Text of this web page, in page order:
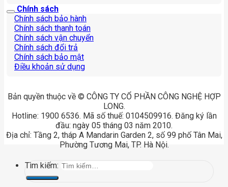
Chính sách
Chính sách bảo hành
Chính sách thanh toán
Chính sách vận chuyển
Chính sách đổi trả
Chính sách bảo mật
Điều khoản sử dụng
Bản quyền thuộc về © CÔNG TY CỔ PHẦN CÔNG NGHỆ HỢP
LONG.
Hotline: 1900 6536. Mã số thuế: 0104509916. Đăng ký lần
đầu: ngày 05 tháng 03 năm 2010.
Địa chỉ: Tầng 2, tháp A Mandarin Garden 2, số 99 phố Tân Mai,
Phường Tương Mai, TP. Hà Nội.
Tìm kiếm: